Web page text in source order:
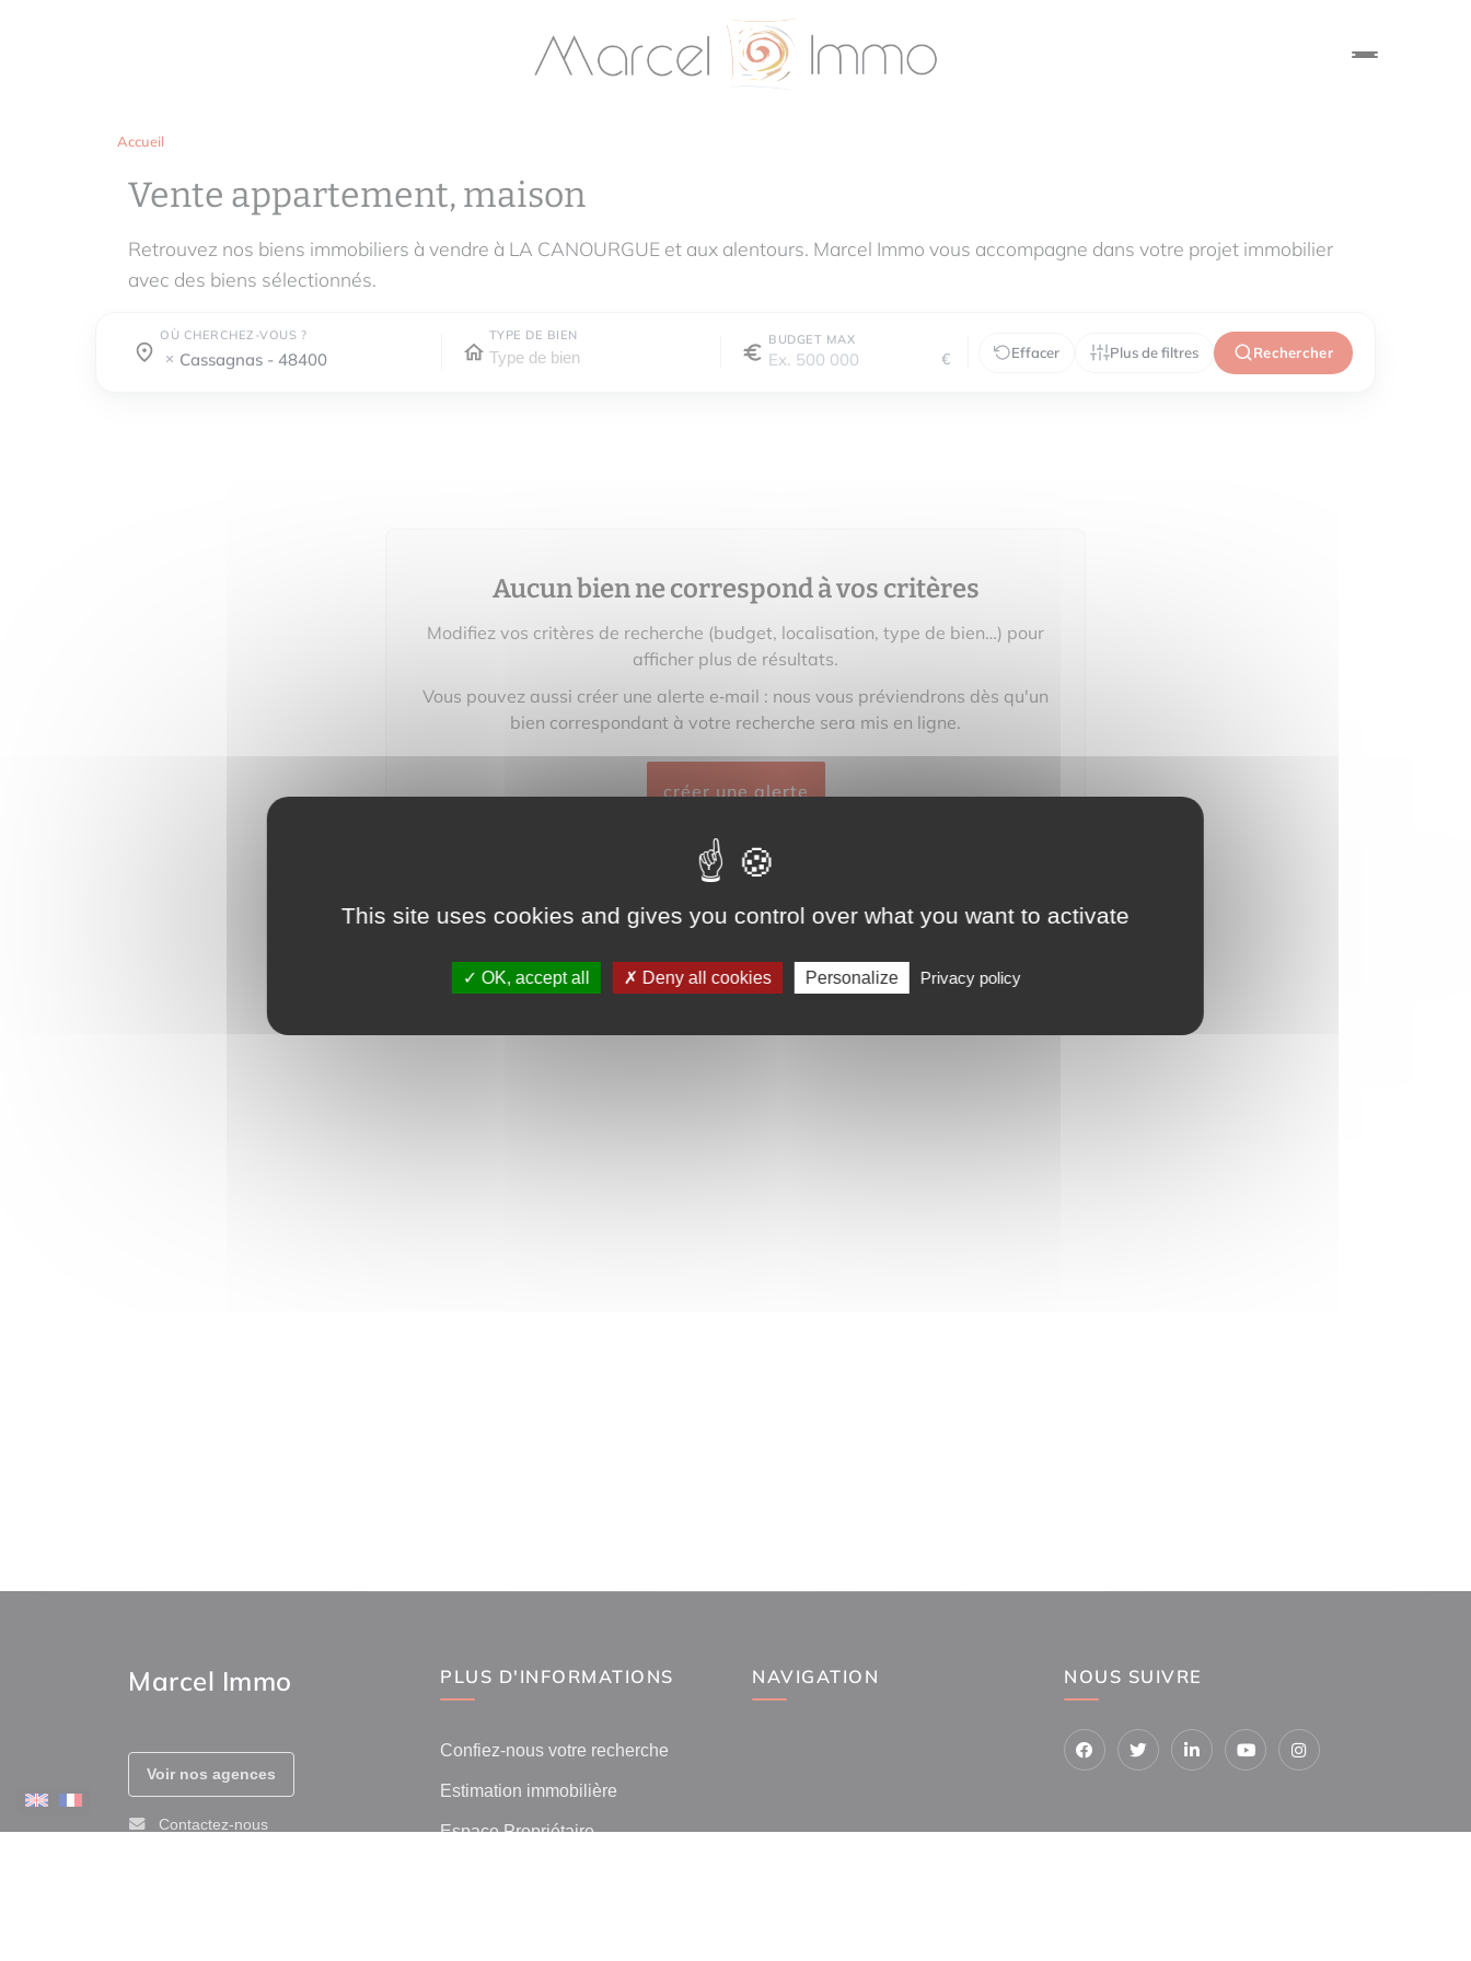
Accueil
Vente appartement, maison
Retrouvez nos biens immobiliers à vendre à LA CANOURGUE et aux alentours. Marcel Immo vous accompagne dans votre projet immobilier
avec des biens sélectionnés.
OÙ CHERCHEZ-VOUS ?
Où cherchez-vous ?
cassagnas - 48400
Où cherchez-vous ?
TYPE DE BIEN BUDGET MAX
€ Effacer Plus de filtres Rechercher
Aucun bien ne correspond à vos critères
Modifiez vos critères de recherche (budget, localisation, type de bien…) pour
afficher plus de résultats.
Vous pouvez aussi créer une alerte e‑mail : nous vous préviendrons dès qu'un
bien correspondant à votre recherche sera mis en ligne.
créer une alerte
Marcel Immo
Voir nos agences
Contactez-nous
PLUS D'INFORMATIONS
Confiez-nous votre recherche
Estimation immobilière
Espace Propriétaire
NAVIGATION NOUS SUIVRE
This site uses cookies and gives you control over what you want to activate
OK, accept all Deny all cookies Personalize Privacy policy